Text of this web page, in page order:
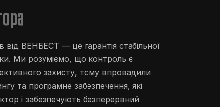
від ВЕНБЕСТ — це гарантія стабільної
Ми розуміємо, що контроль є
захисту, тому впровадили
та програмне забезпечення, які
і забезпечують безперервний